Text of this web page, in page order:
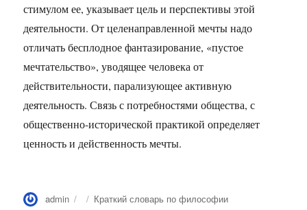
стимулом ее, указывает цель и перспективы этой
деятельности. От целенаправленной мечты надо
отличать бесплодное фантазирование, «пустое
мечтательство», уводящее человека от
действительности, парализующее активную
деятельность. Связь с потребностями общества, с
общественно-исторической практикой определяет
ценность и действенность мечты.
Автор
admin Опубликовано
Рубрики
Краткий словарь по философии